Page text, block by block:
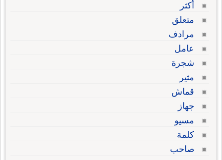
أكثر
متعلق
مرادف
عامل
شجرة
مثير
قماش
جهاز
مسيو
كلمة
صاحب